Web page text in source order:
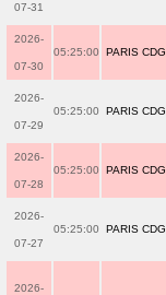
07-31
2026-
07-30
05:25:00 PARIS CDG
2026-
07-29
05:25:00 PARIS CDG
2026-
07-28
05:25:00 PARIS CDG
2026-
07-27
05:25:00 PARIS CDG
2026-